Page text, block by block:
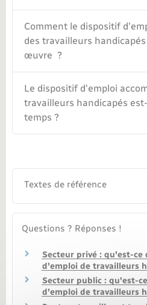
Voirie et espace public
Comment le dispositif
des travailleurs
œuvre ?
Le dispositif d'emploi
travailleurs handicapés
temps ?
Textes de référence
Questions ? Réponses !
Secteur privé : qu'est-ce
d'emploi de travailleurs
Secteur public : qu'est-
d'emploi de travailleurs